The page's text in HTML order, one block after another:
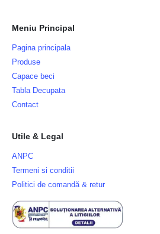
Meniu Principal
Pagina principala
Produse
Capace beci
Tabla Decupata
Contact
Utile & Legal
ANPC
Termeni si conditii
Politici de comandă & retur